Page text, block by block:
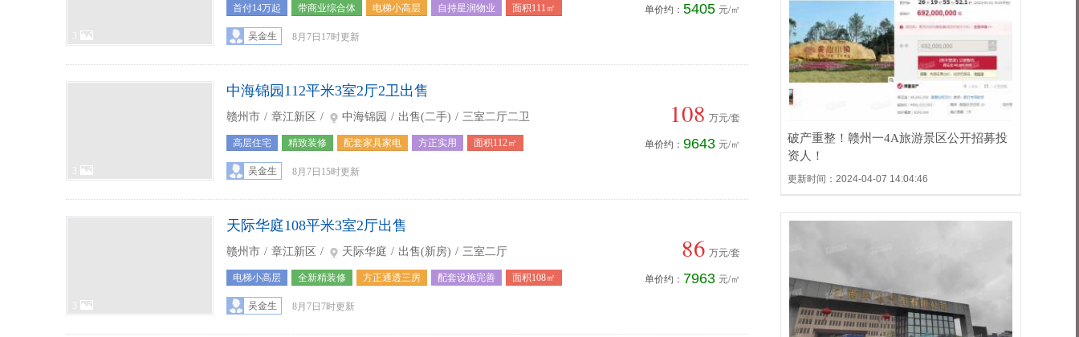
首付14万起 带商业综合体 电梯小高层 自持星润物业 面积111㎡
吴金生 8月7日17时更新
单价约： 5405 元/㎡
中海锦园112平米3室2厅2卫出售
赣州市 / 章江新区 / 中海锦园 / 出售(二手) / 三室二厅二卫
高层住宅 精致装修 配套家具家电 方正实用 面积112㎡
吴金生 8月7日15时更新
108 万元/套
单价约： 9643 元/㎡
天际华庭108平米3室2厅出售
赣州市 / 章江新区 / 天际华庭 / 出售(新房) / 三室二厅
电梯小高层 全新精装修 方正通透三房 配套设施完善 面积108㎡
吴金生 8月7日7时更新
86 万元/套
单价约： 7963 元/㎡
破产重整！赣州一4A旅游景区公开招募投
资人！
更新时间：2024-04-07 14:04:46